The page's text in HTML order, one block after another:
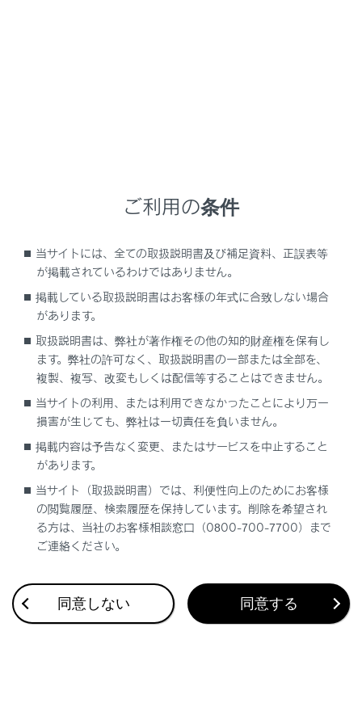
お手入れは、部位や素材にあった適切な方法で実施して
手入れの作業要領
合わせて見られているページ
タイヤについて
タイヤの交換
電子キーの電池交換
このページは役に立ちましたか？
ご利用の条件
当サイトには、全ての取扱説明書及び補足資料、正誤表等
が掲載されているわけではありません。
掲載している取扱説明書はお客様の年式に合致しない場合
があります。
取扱説明書は、弊社が著作権その他の知的財産権を保有し
ます。弊社の許可なく、取扱説明書の一部または全部を、
複製、複写、改変もしくは配信等することはできません。
当サイトの利用、または利用できなかったことにより万一
損害が生じても、弊社は一切責任を負いません。
掲載内容は予告なく変更、またはサービスを中止すること
があります。
当サイト（取扱説明書）では、利便性向上のためにお客様
の閲覧履歴、検索履歴を保持しています。削除を希望され
る方は、当社のお客様相談窓口（0800-700-7700）まで
ご連絡ください。
同意しない 同意する